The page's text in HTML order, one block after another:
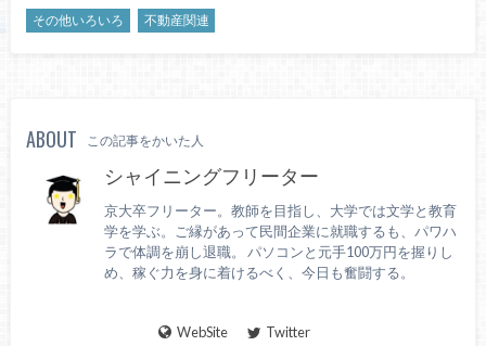
その他いろいろ 不動産関連
ABOUT この記事をかいた人
シャイニングフリーター
京大卒フリーター。教師を目指し、大学では文学と教育
学を学ぶ。ご縁があって民間企業に就職するも、パワハ
ラで体調を崩し退職。 パソコンと元手100万円を握りし
め、稼ぐ力を身に着けるべく、今日も奮闘する。
WebSite Twitter